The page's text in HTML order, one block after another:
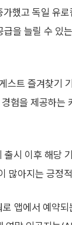
했고 독일 유
을 늘릴 수 있
스트 즐겨찾기
험을 제공하
시 이후 해당
아지는 긍정
앱에서 예약